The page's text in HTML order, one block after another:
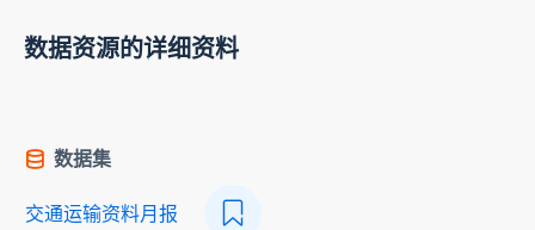
数据资源的详细资料
数据集
交通运输资料月报